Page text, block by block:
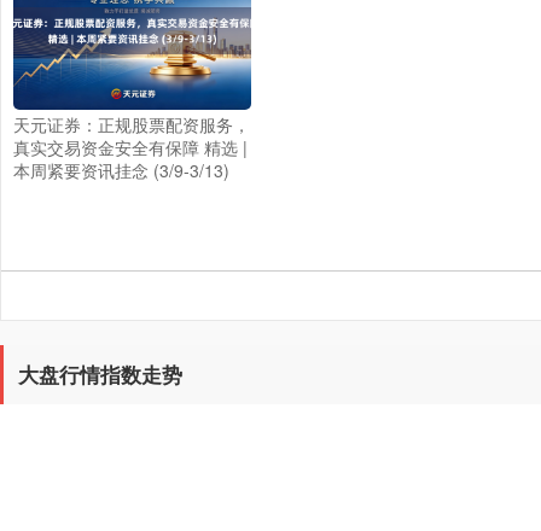
天元证券：正规股票配资服务，
真实交易资金安全有保障 精选 |
本周紧要资讯挂念 (3/9-3/13)
大盘行情指数走势